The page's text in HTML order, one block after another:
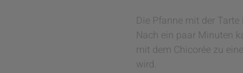
Die Pfanne mit der
Nach ein paar Minuten
mit dem Chicorée zu
wird.